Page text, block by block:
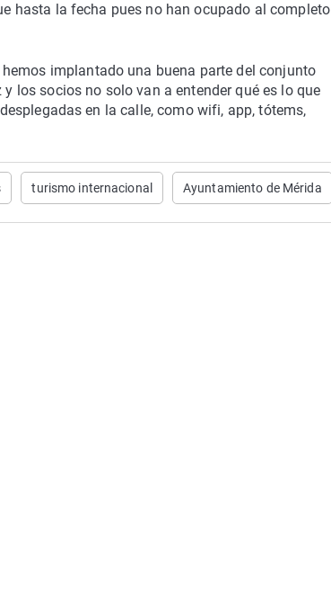
hasta la fecha pues no han ocupado al completo
implantado una buena parte del conjunto
los socios no solo van a entender qué es lo que
en la calle, como wifi, app, tótems,
turismo internacional Ayuntamiento de Mérida